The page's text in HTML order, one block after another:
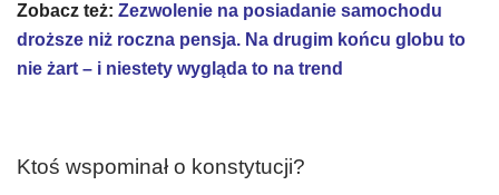
Zobacz też: Zezwolenie na posiadanie samochodu
droższe niż roczna pensja. Na drugim końcu globu to
nie żart – i niestety wygląda to na trend
Ktoś wspominał o konstytucji?